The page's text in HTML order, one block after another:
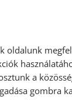
oldalunk
a
gombra